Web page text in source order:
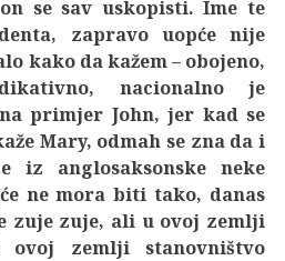
se sav uskopisti. Ime te
zapravo uopće nije
kako da kažem – obojeno,
nacionalno je
primjer John, jer kad se
Mary, odmah se zna da i
iz anglosaksonske neke
ne mora biti tako, danas
zuje zuje, ali u ovoj zemlji
zemlji stanovništvo